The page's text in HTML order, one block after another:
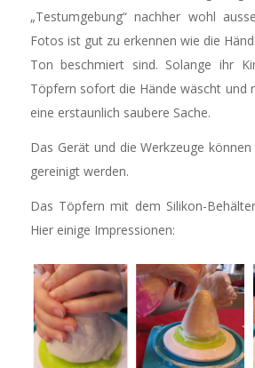
„Testumgebung“ nachher wohl
Fotos ist gut zu erkennen wie die
Ton beschmiert sind. Solange ihr
Töpfern sofort die Hände wäscht und
eine erstaunlich saubere Sache.
Das Gerät und die Werkzeuge
gereinigt werden.
Das Töpfern mit dem Silikon-
Hier einige Impressionen: